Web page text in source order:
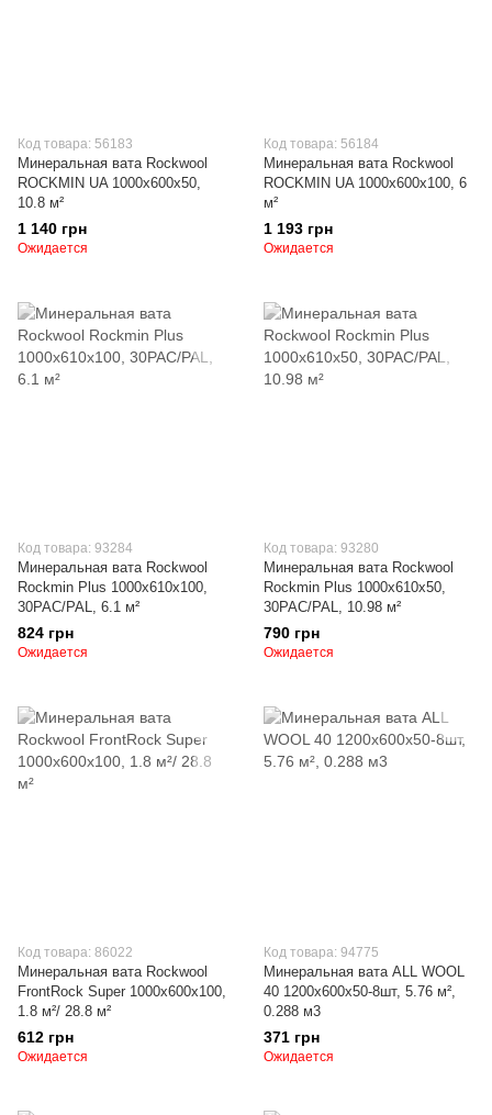
Код товара: 56183
Минеральная вата Rockwool
ROCKMIN UA 1000х600х50,
10.8 м²
1 140 грн
Ожидается
Код товара: 56184
Минеральная вата Rockwool
ROCKMIN UA 1000х600х100, 6
м²
1 193 грн
Ожидается
Код товара: 93284
Минеральная вата Rockwool
Rockmin Plus 1000х610х100,
30PAC/PAL, 6.1 м²
824 грн
Ожидается
Код товара: 93280
Минеральная вата Rockwool
Rockmin Plus 1000х610х50,
30PAC/PAL, 10.98 м²
790 грн
Ожидается
Код товара: 86022
Минеральная вата Rockwool
FrontRock Super 1000х600х100,
1.8 м²/ 28.8 м²
612 грн
Ожидается
Код товара: 94775
Минеральная вата ALL WOOL
40 1200х600х50-8шт, 5.76 м²,
0.288 м3
371 грн
Ожидается